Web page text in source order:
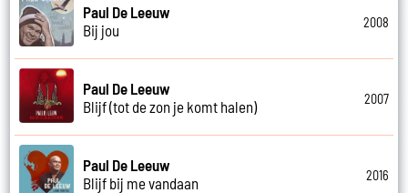
Paul De Leeuw
Bij jou
2008
Paul De Leeuw
Blijf (tot de zon je komt halen)
2007
Paul De Leeuw
Blijf bij me vandaan
2016